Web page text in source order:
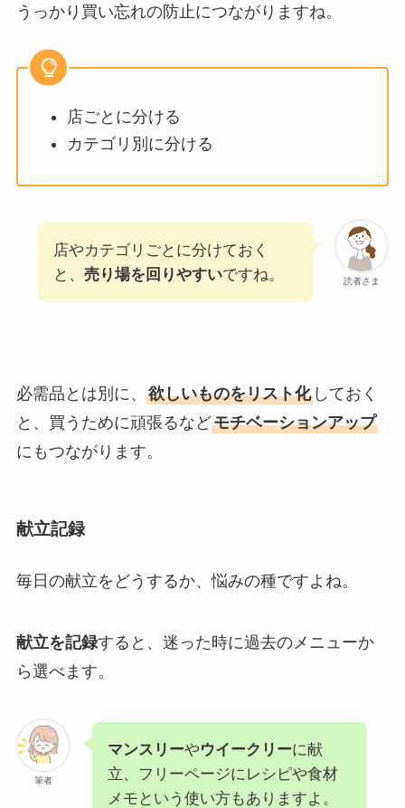
うっかり買い忘れの防止につながりますね。
店ごとに分ける
カテゴリ別に分ける
読者さま
店やカテゴリごとに分けておく
と、 売り場を回りやすいですね。
必需品とは別に、 欲しいものをリスト化しておく
と、買うために頑張るなどモチベーションアップ
にもつながります。
献立記録
毎日の献立をどうするか、悩みの種ですよね。
献立を記録すると、迷った時に過去のメニューか
ら選べます。
筆者
マンスリーやウイークリーに献
立、フリーページにレシピや食材
メモという使い方もありますよ。